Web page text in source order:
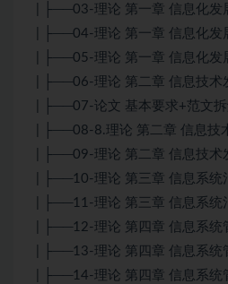
| ├──03-理论 第一章 信息化发
| ├──04-理论 第一章 信息化发
| ├──05-理论 第一章 信息化发
| ├──06-理论 第二章 信息技术
| ├──07-论文 基本要求+范文
| ├──08-8.理论 第二章 信息技
| ├──09-理论 第二章 信息技术
| ├──10-理论 第三章 信息系统
| ├──11-理论 第三章 信息系统
| ├──12-理论 第四章 信息系统
| ├──13-理论 第四章 信息系统
| ├──14-理论 第四章 信息系统